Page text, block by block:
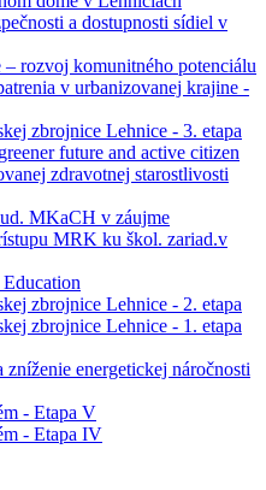
a dostupnosti sídiel v
– rozvoj komunitného potenciálu
v urbanizovanej krajine -
zbrojnice Lehnice - 3. etapa
future and active citizen
zdravotnej starostlivosti
MKaCH v záujme
MRK ku škol. zariad.v
zbrojnice Lehnice - 2. etapa
zbrojnice Lehnice - 1. etapa
zníženie energetickej náročnosti
- Etapa V
- Etapa IV